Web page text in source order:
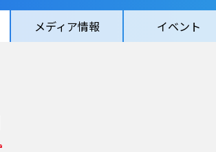
メディア情報 イベント